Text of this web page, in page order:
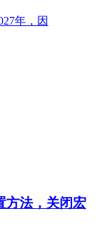
方法，关闭宏